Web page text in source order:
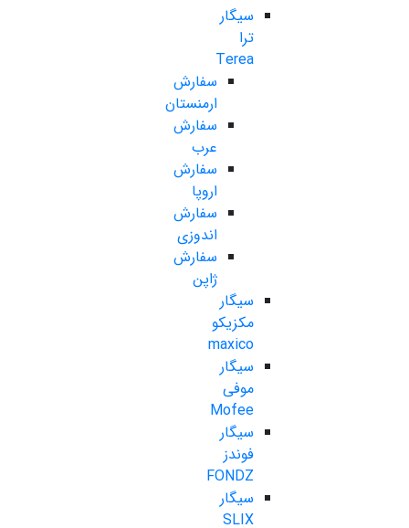
سیگار
ترا
Terea
سفارش
ارمنستان
سفارش
عرب
سفارش
اروپا
سفارش
اندوزی
سفارش
ژاپن
سیگار
مکزیکو
maxico
سیگار
موفی
Mofee
سیگار
فوندز
FONDZ
سیگار
SLIX